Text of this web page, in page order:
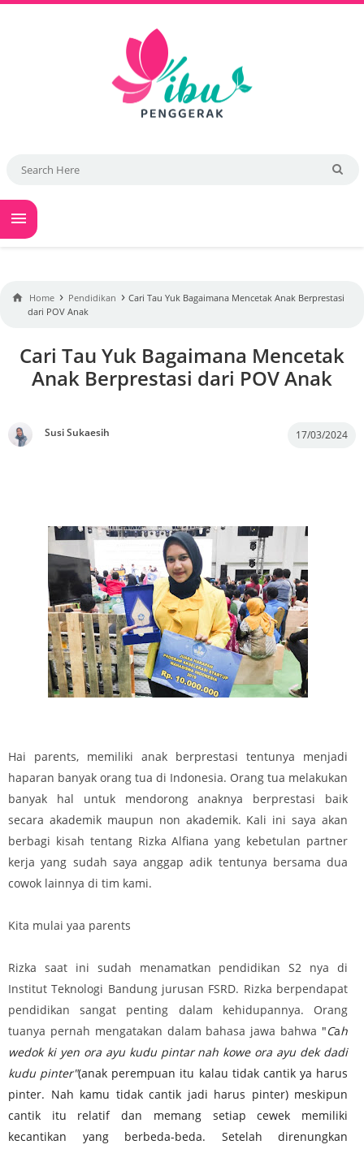

 Home › Pendidikan › Cari Tau Yuk Bagaimana Mencetak Anak Berprestasi
dari POV Anak
Cari Tau Yuk Bagaimana Mencetak
Anak Berprestasi dari POV Anak
Susi Sukaesih 17/03/2024
Hai parents, memiliki anak berprestasi tentunya menjadi
haparan banyak orang tua di Indonesia. Orang tua melakukan
banyak hal untuk mendorong anaknya berprestasi baik
secara akademik maupun non akademik. Kali ini saya akan
berbagi kisah tentang Rizka Alfiana yang kebetulan partner
kerja yang sudah saya anggap adik tentunya bersama dua
cowok lainnya di tim kami.
Kita mulai yaa parents
Rizka saat ini sudah menamatkan pendidikan S2 nya di
Institut Teknologi Bandung jurusan FSRD. Rizka berpendapat
pendidikan sangat penting dalam kehidupannya. Orang
tuanya pernah mengatakan dalam bahasa jawa bahwa "Cah
wedok ki yen ora ayu kudu pintar nah kowe ora ayu dek dadi
kudu pinter"(anak perempuan itu kalau tidak cantik ya harus
pinter. Nah kamu tidak cantik jadi harus pinter) meskipun
cantik itu relatif dan memang setiap cewek memiliki
kecantikan yang berbeda-beda. Setelah direnungkan